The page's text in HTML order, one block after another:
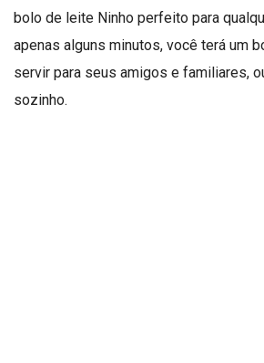
bolo de leite Ninho perfeito para
apenas alguns minutos, você terá um
servir para seus amigos e familiares,
sozinho.